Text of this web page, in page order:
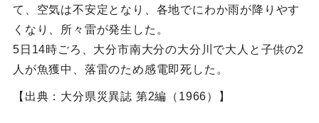
て、空気は不安定となり、各地でにわか雨が降りやす
くなり、所々雷が発生した。
5日14時ごろ、大分市南大分の大分川で大人と子供の2
人が魚獲中、落雷のため感電即死した。
【出典：大分県災異誌 第2編（1966）】